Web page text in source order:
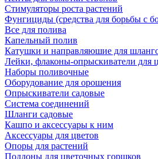
Стимуляторы роста растений
Фунгициды (средства для борьбы с
Все для полива
Капельный полив
Катушки и направляюшие для
Лейки, флаконы-опрыскиватели для
Наборы поливочные
Оборудование для орошения
Опрыскиватели садовые
Система соединений
Шланги садовые
Кашпо и аксессуары к ним
Аксессуары для цветов
Опоры для растений
Поддоны для цветочных горшков